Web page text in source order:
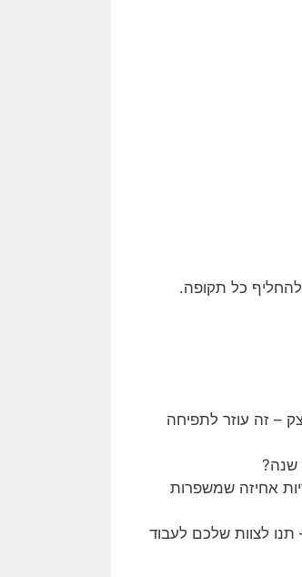
כל תקופה.
– זה עוזר לתפיחה
שנה?
אחיזה שמשפרות
תנו לצוות שלכם לעבוד